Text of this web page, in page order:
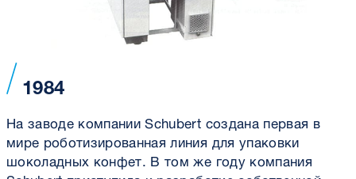
1984
На заводе компании Schubert создана первая в
мире роботизированная линия для упаковки
шоколадных конфет. В том же году компания